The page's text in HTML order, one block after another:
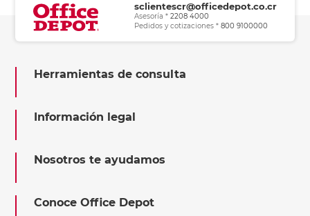
sclientescr@officedepot.co.cr
Asesoría *2208 4000
Pedidos y cotizaciones *800 9100000
Herramientas de consulta
Información legal
Nosotros te ayudamos
Conoce Office Depot